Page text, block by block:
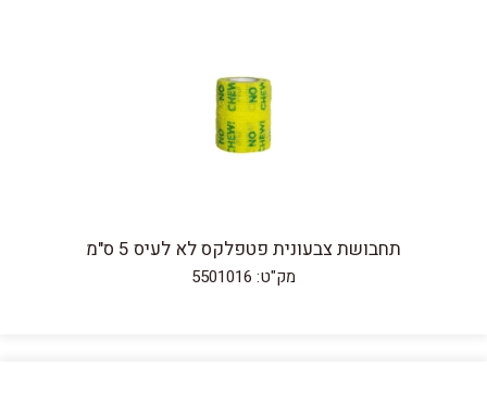
תחבושת צבעונית פטפלקס לא לעיס 5 ס"מ
מק"ט: 5501016